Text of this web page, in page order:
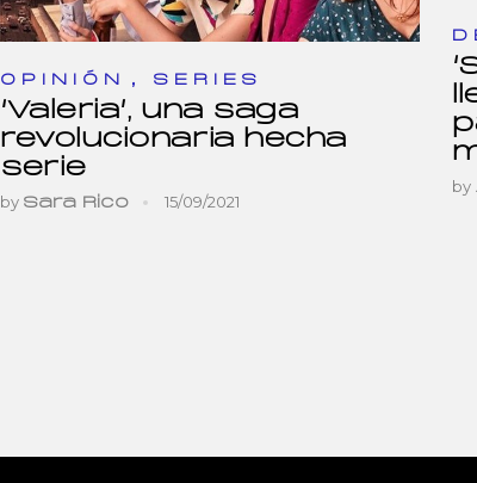
OPINIÓN , SERIES
‘Valeria’, una saga
revolucionaria hecha
serie
by Sara Rico 15/09/2021
by